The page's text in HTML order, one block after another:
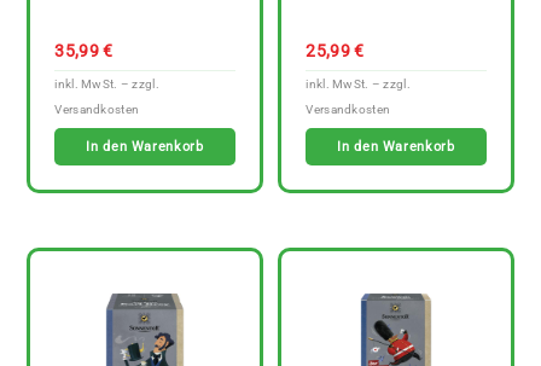
35,99€
In den Warenkorb
25,99€
In den Warenkorb